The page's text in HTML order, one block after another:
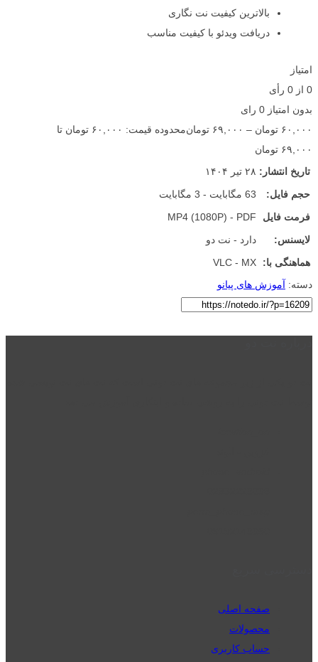
بالاترین کیفیت نت نگاری
دریافت ویدئو با کیفیت مناسب
امتیاز
0 از 0 رأی
بدون امتیاز 0 رای
۶۰,۰۰۰ تومان – ۶۹,۰۰۰ تومان
محدوده قیمت: ۶۰,۰۰۰ تومان تا
۶۹,۰۰۰ تومان
تاریخ انتشار: ۲۸ تیر ۱۴۰۴
حجم فایل:
63 مگابایت - 3 مگابایت
فرمت فایل
MP4 (1080P) - PDF
لایسنس:
دارد - نت دو
هماهنگی با:
VLC - MX
دسته: آموزش های پیانو
صفحه اصلی
محصولات
حساب کاربری